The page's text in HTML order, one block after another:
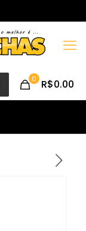
0 R$0.00